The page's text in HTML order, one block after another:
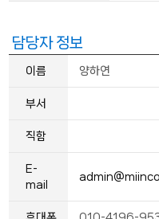
담당자 정보
이름 양하연
부서
직함
E-
mail